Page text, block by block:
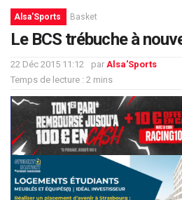
Alsa'Sports Basket
Le BCS trébuche à
22 Déc 2015 11:12 par Alsa'Sports
Temps de lecture : 2 mins